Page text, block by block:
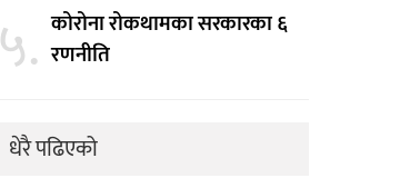
५. कोरोना रोकथामका सरकारका ६
रणनीति
धेरै पढिएको